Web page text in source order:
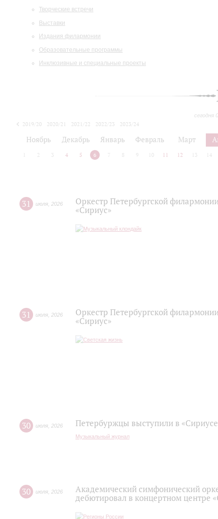
Творческие встречи
Выставки
Издания филармонии
Образовательные программы
Инклюзивные и специальные проекты
сегодня
2019/20 2020/21 2021/22 2022/23
2023/24
Ноябрь Декабрь Январь Февраль Март
2 3 4 5 6 7 8 9 10 11 12 13 14
31 июля 2026
Оркестр Петербургской
«Сириус»
31 июля 2026
Оркестр Петербургской
«Сириус»
30 июля 2026 Петербуржцы выступили в
Музыкальный журнал
30 июля 2026
Академический симфонический
дебютировал в концертном центре